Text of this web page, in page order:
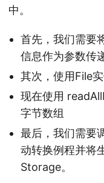
中。
首先，我们需要
信息作为参数传
其次，使用File
现在使用
字节数组
最后，我们需要
动转换例程并将
Storage。